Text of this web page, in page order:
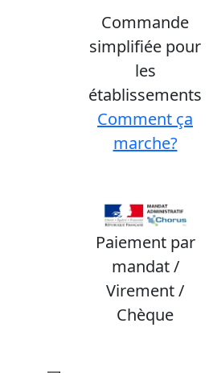
Commande
simplifiée pour
les
établissements
Comment ça
marche?
Paiement par
mandat /
Virement /
Chèque